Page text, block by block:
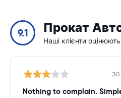
9.1 Прокат
Наші клієнти
Nothing to complain.